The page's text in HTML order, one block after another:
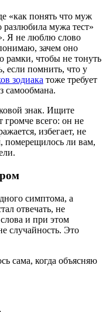
«как понять что муж
разлюбила мужа тест»
Я не люблю слово
зачем оно
рамки, чтобы не тонуть
если помнить, что у
зодиака тоже требует
самообмана.
знак. Ищите
громче всего: он не
избегает, не
померещилось ли вам,
симптома, а
отвечать, не
и при этом
случайность. Это
сама, когда объясняю